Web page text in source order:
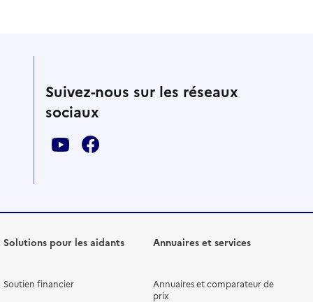
Suivez-nous sur les réseaux
sociaux
Solutions pour les aidants
Soutien financier
Annuaires et services
Annuaires et comparateur de
prix